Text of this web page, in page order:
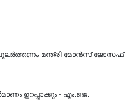
പുലർത്തണം-മന്ത്രി മോൻസ് ജോസഫ്
ഉറപ്പാക്കും - എം.ജെ.